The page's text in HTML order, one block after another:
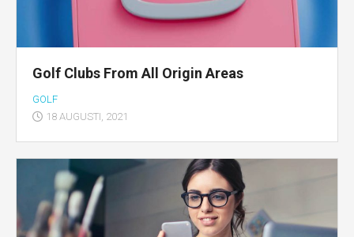
Golf Clubs From All Origin Areas
GOLF
18 AUGUSTI, 2021